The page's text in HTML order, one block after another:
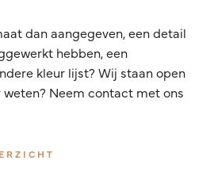
dan aangegeven, een detail
hebben, een
kleur lijst? Wij staan open
Neem contact met ons